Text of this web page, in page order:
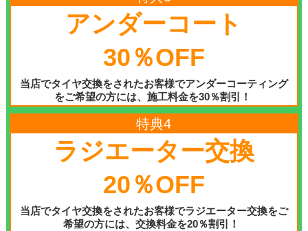
アンダーコート
30％OFF
当店でタイヤ交換をされたお客様でアンダーコーティング
をご希望の方には、施工料金を30％割引！
特典4
ラジエーター交換
20％OFF
当店でタイヤ交換をされたお客様でラジエーター交換をご
希望の方には、交換料金を20％割引！